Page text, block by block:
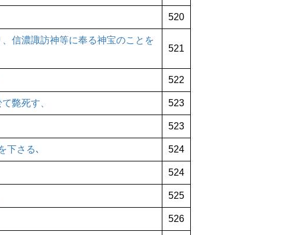
520
信濃諏訪神等に奉る神宝のことを
521
522
斃死す、 523
523
下さる､ 524
524
525
526